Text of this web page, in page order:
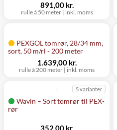
rulle á 50 meter| inkl. moms
891,00 kr.
PEXGOL tomrør, 28/34 mm,
sort, 50 m/rl - 200 meter
rulle á 200 meter | inkl. moms
1.639,00 kr.
Wavin – Sort tomrør til PEX-
rør
5 varianter
352,00 kr.